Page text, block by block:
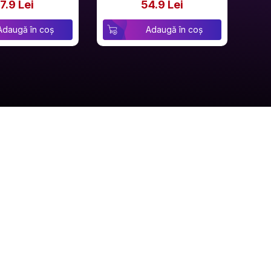
Lei
în coș
54.9 Lei
Adaugă în coș